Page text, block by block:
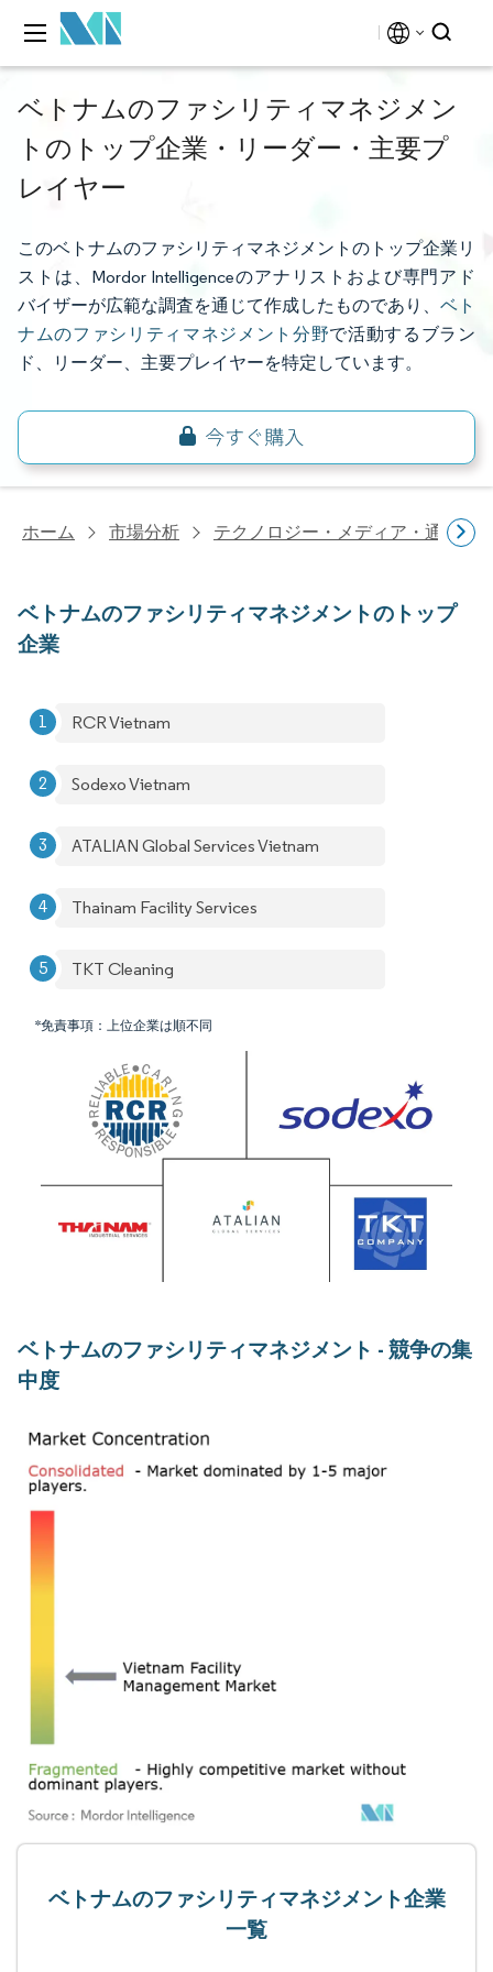
ベトナムのファシリティマネジメン
トのトップ企業・リーダー・主要プ
レイヤー
このベトナムのファシリティマネジメントのトップ企業リ
ストは、Mordor Intelligenceのアナリストおよび専門アド
バイザーが広範な調査を通じて作成したものであり、 ベト
ナムのファシリティマネジメント分野で活動するブラン
ド、リーダー、主要プレイヤーを特定しています。
ホーム 市場分析 テクノロジー・メディア・通信研
ベトナムのファシリティマネジメントのトップ
企業
RCR Vietnam
Sodexo Vietnam
ATALIAN Global Services Vietnam
Thainam Facility Services
TKT Cleaning
*免責事項：上位企業は順不同
ベトナムのファシリティマネジメント - 競争の集
中度
ベトナムのファシリティマネジメント企業
一覧